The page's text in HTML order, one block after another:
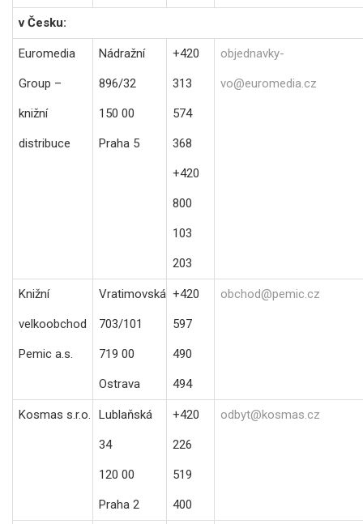
v Česku:
Euromedia
Group –
knižní
distribuce
Nádražní
896/32
150 00
Praha 5
+420
313
574
368
+420
800
103
203
objednavky-
vo@euromedia.cz
Knižní
velkoobchod
Pemic a.s.
Vratimovská
703/101
719 00
Ostrava
+420
597
490
494
obchod@pemic.cz
Kosmas s.r.o. Lublaňská
34
120 00
Praha 2
+420
226
519
400
odbyt@kosmas.cz